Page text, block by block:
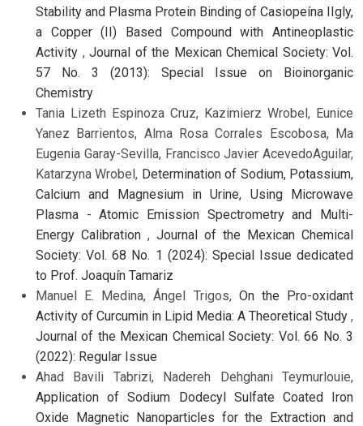
Stability and Plasma Protein Binding of Casiopeína IIgly,
a Copper (II) Based Compound with Antineoplastic
Activity , Journal of the Mexican Chemical Society: Vol.
57 No. 3 (2013): Special Issue on Bioinorganic
Chemistry
Tania Lizeth Espinoza Cruz, Kazimierz Wrobel, Eunice
Yanez Barrientos, Alma Rosa Corrales Escobosa, Ma
Eugenia Garay-Sevilla, Francisco Javier AcevedoAguilar,
Katarzyna Wrobel, Determination of Sodium, Potassium,
Calcium and Magnesium in Urine, Using Microwave
Plasma - Atomic Emission Spectrometry and Multi-
Energy Calibration , Journal of the Mexican Chemical
Society: Vol. 68 No. 1 (2024): Special Issue dedicated
to Prof. Joaquín Tamariz
Manuel E. Medina, Ángel Trigos, On the Pro-oxidant
Activity of Curcumin in Lipid Media: A Theoretical Study ,
Journal of the Mexican Chemical Society: Vol. 66 No. 3
(2022): Regular Issue
Ahad Bavili Tabrizi, Nadereh Dehghani Teymurlouie,
Application of Sodium Dodecyl Sulfate Coated Iron
Oxide Magnetic Nanoparticles for the Extraction and